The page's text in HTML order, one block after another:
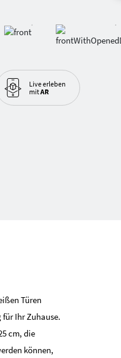
Live erleben
mitAR
Türen
Ihr Zuhause.
cm, die
können,